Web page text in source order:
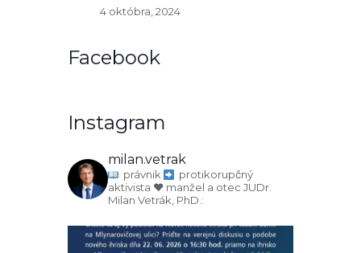
4 októbra, 2024
Facebook
Instagram
milan.vetrak
právnik
protikorupčný
aktivista ♥️ manžel a otec JUDr.
Milan Vetrák, PhD.: